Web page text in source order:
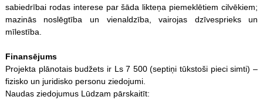
sabiedrībai rodas interese par šāda likteņa piemeklētiem cilvēkiem;
mazinās noslēgtība un vienaldzība, vairojas dzīvesprieks un
mīlestība.
Finansējums
Projekta plānotais budžets ir Ls 7 500 (septiņi tūkstoši pieci simti) –
fizisko un juridisko personu ziedojumi.
Naudas ziedojumus Lūdzam pārskaitīt: